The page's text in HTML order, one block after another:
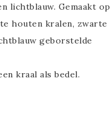
lichtblauw. Gemaakt op
houten kralen, zwarte
geborstelde
kraal als bedel.